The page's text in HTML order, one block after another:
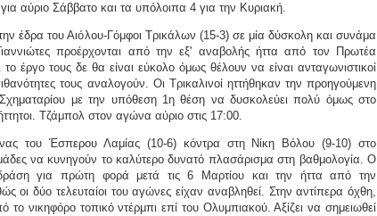
αύριο Σάββατο και τα υπόλοιπα 4 για την Κυριακή.
έδρα του Αιόλου-Γόμφοι Τρικάλων (15-3) σε μία δύσκολη και συνάμα
προέρχονται από την εξ' αναβολής ήττα από τον Πρωτέα
το έργο τους δε θα είναι εύκολο όμως θέλουν να είναι ανταγωνιστικοί
τους αναλογούν. Οι Τρικαλινοί ηττήθηκαν την προηγούμενη
με την υπόθεση 1η θέση να δυσκολεύει πολύ όμως στο
Τζάμπολ στον αγώνα αύριο στις 17:00.
του Έσπερου Λαμίας (10-6) κόντρα στη Νίκη Βόλου (9-10) στο
να κυνηγούν το καλύτερο δυνατό πλασάρισμα στη βαθμολογία. Ο
για πρώτη φορά μετά τις 6 Μαρτίου και την ήττα από την
οι δύο τελευταίοι του αγώνες είχαν αναβληθεί. Στην αντίπερα όχθη,
το νικηφόρο τοπικό ντέρμπι επί του Ολυμπιακού. Αξίζει να σημειωθεί